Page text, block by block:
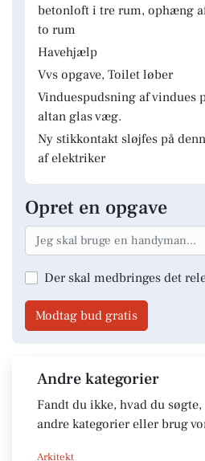
betonloft i tre rum, ophæng
to rum
Havehjælp
Vvs opgave, Toilet løber
Vinduespudsning af vindues
altan glas væg.
Ny stikkontakt sløjfes på
af elektriker
Opret en opgave
Der skal medbringes det
Modtag bud gratis
Andre kategorier
Fandt du ikke, hvad du
andre kategorier eller brug
Arkitekt